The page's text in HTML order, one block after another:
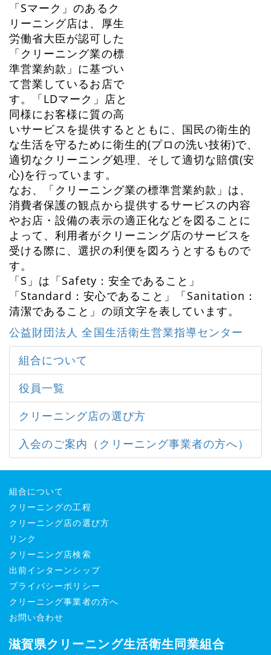
「Sマーク」のあるク
リーニング店は、厚生
労働省大臣が認可した
「クリーニング業の標
準営業約款」に基づい
て営業しているお店で
す。「LDマーク」店と
同様にお客様に質の高
いサービスを提供するとともに、国民の衛生的
な生活を守るために衛生的(プロの洗い技術)で、
適切なクリーニング処理、そして適切な賠償(安
心)を行っています。
なお、「クリーニング業の標準営業約款」は、
消費者保護の観点から提供するサービスの内容
やお店・設備の表示の適正化などを図ることに
よって、利用者がクリーニング店のサービスを
受ける際に、選択の利便を図ろうとするもので
す。
「S」は「Safety：安全であること」
「Standard：安心であること」「Sanitation：
清潔であること」の頭文字を表しています。
公益財団法人 全国生活衛生営業指導センター
組合について
役員一覧
クリーニング店の選び方
入会のご案内（クリーニング事業者の方へ）
組合について
クリーニングの工程
クリーニング店の選び方
リンク
クリーニング店検索
出前インターンシップ
プライバシーポリシー
クリーニング事業者の方へ
お問い合わせ
滋賀県クリーニング生活衛生同業組合